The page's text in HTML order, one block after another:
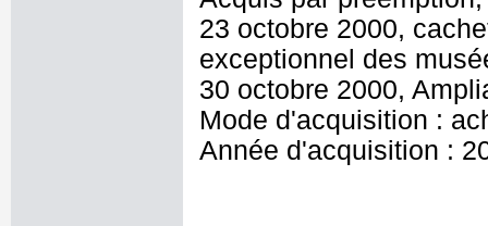
23 octobre 2000,
exceptionnel des
30 octobre 2000,
Mode d'acquisition :
Année d'acquisition :